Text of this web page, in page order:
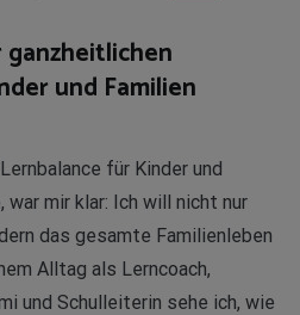
ganzheitlichen
und Familien
für Kinder und
mir klar: Ich will nicht nur
das gesamte Familienleben
Alltag als Lerncoach,
und Schulleiterin sehe ich, wie